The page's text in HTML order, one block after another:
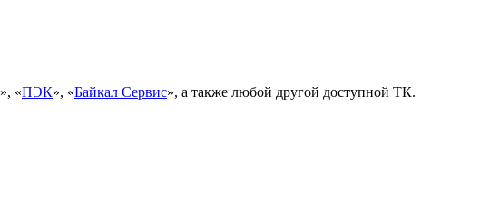
», «ПЭК», «Байкал Сервис», а также любой другой доступной ТК.